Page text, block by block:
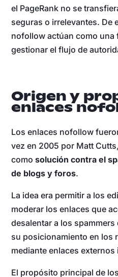
el PageRank no se
seguras o irrelevantes. De
nofollow actúan como una
gestionar el flujo de
Origen y
enlaces
Los enlaces nofollow
vez en 2005 por Matt
comosolución contra el
de blogs y foros.
La idea era permitir a los
moderar los enlaces que
desalentar a los
su posicionamiento en los
mediante enlaces externos
El propósito principal de